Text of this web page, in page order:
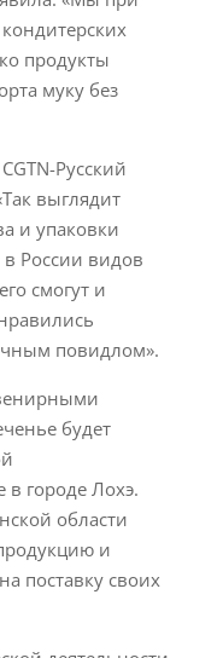
продукты
муку без
Русский
выглядит
и упаковки
России видов
смогут и
повидлом».
будет
в городе Лохэ.
области
и
поставку своих